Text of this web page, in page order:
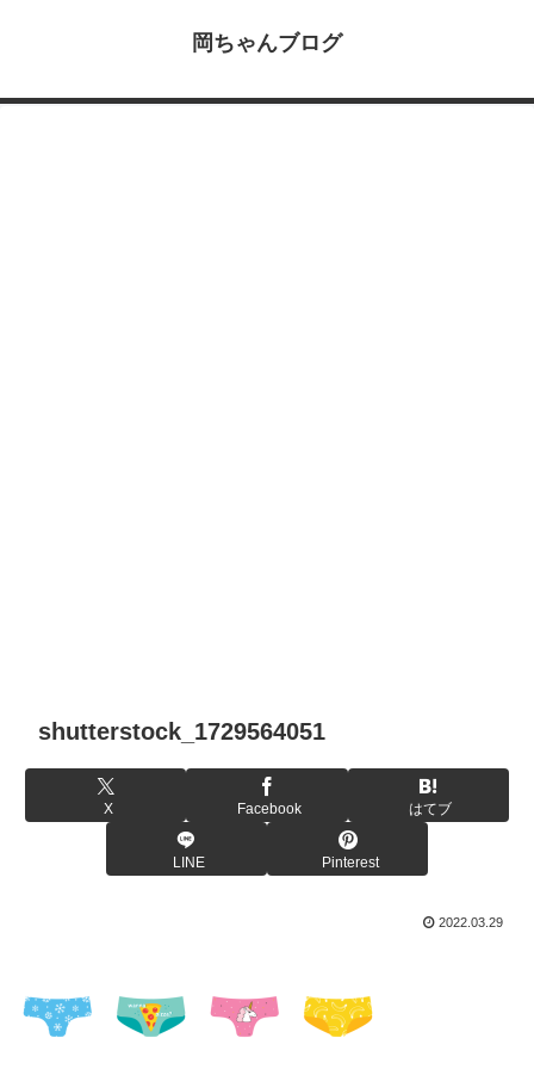
岡ちゃんブログ
shutterstock_1729564051
X Facebook はてブ
LINE Pinterest
2022.03.29